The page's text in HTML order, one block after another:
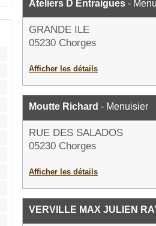
Ateliers D Entraigues -
GRANDE ILE
05230 Chorges
Afficher les détails
Moutte Richard - Menuisier
RUE DES SALADOS
05230 Chorges
Afficher les détails
VERVILLE MAX JULIEN